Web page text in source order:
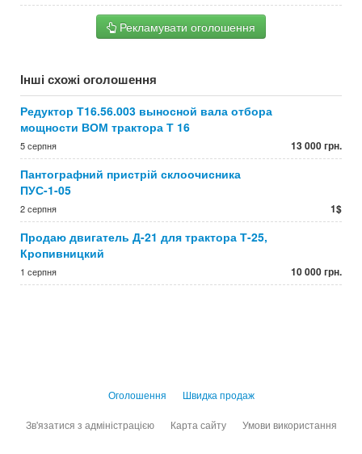
Рекламувати оголошення
Інші схожі оголошення
Редуктор Т16.56.003 выносной вала отбора
мощности ВОМ трактора Т 16
5 серпня 13 000 грн.
Пантографний пристрій склоочисника
ПУС-1-05
2 серпня 1$
Продаю двигатель Д-21 для трактора Т-25,
Кропивницкий
1 серпня 10 000 грн.
Оголошення Швидка продаж
Зв'язатися з адміністрацією Карта сайту Умови використання